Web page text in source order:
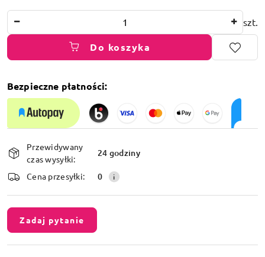
szt.
Do koszyka
Bezpieczne płatności:
Dostępność
i
dostawa
Przewidywany
czas wysyłki:
24 godziny
Cena przesyłki: 0
Zadaj pytanie